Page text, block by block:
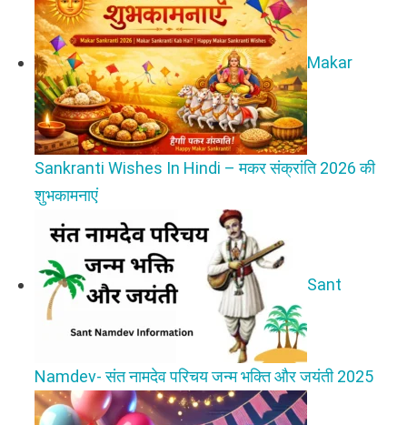
Makar
Sankranti Wishes In Hindi – मकर संक्रांति 2026 की
शुभकामनाएं
Sant
Namdev- संत नामदेव परिचय जन्म भक्ति और जयंती 2025